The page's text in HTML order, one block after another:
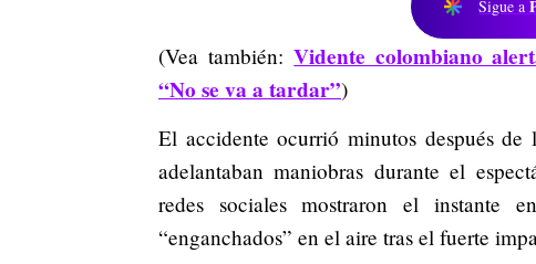
Sigue a
(Vea también:Vidente colombiano
“No se va a tardar”)
El accidente ocurrió minutos después
adelantaban maniobras durante el
redes sociales mostraron el instante
“enganchados” en el aire tras el fuerte